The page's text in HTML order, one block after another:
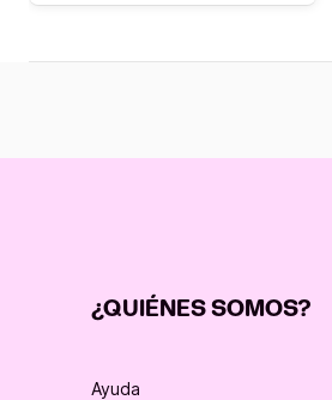
¿QUIÉNES SOMOS?
Ayuda